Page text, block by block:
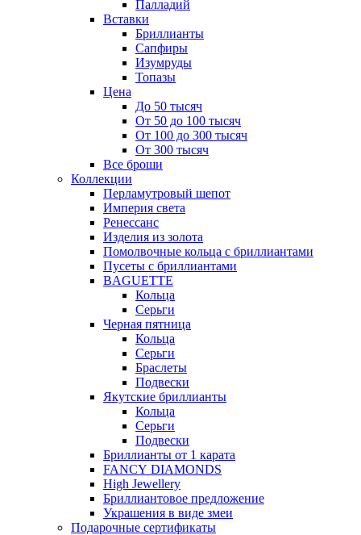
Палладий
Вставки
Бриллианты
Сапфиры
Изумруды
Топазы
Цена
До 50 тысяч
От 50 до 100 тысяч
От 100 до 300 тысяч
От 300 тысяч
Все броши
Коллекции
Перламутровый шепот
Империя света
Ренессанс
Изделия из золота
Помолвочные кольца с бриллиантами
Пусеты с бриллиантами
BAGUETTE
Кольца
Серьги
Черная пятница
Кольца
Серьги
Браслеты
Подвески
Якутские бриллианты
Кольца
Серьги
Подвески
Бриллианты от 1 карата
FANCY DIAMONDS
High Jewellery
Бриллиантовое предложение
Украшения в виде змеи
Подарочные сертификаты